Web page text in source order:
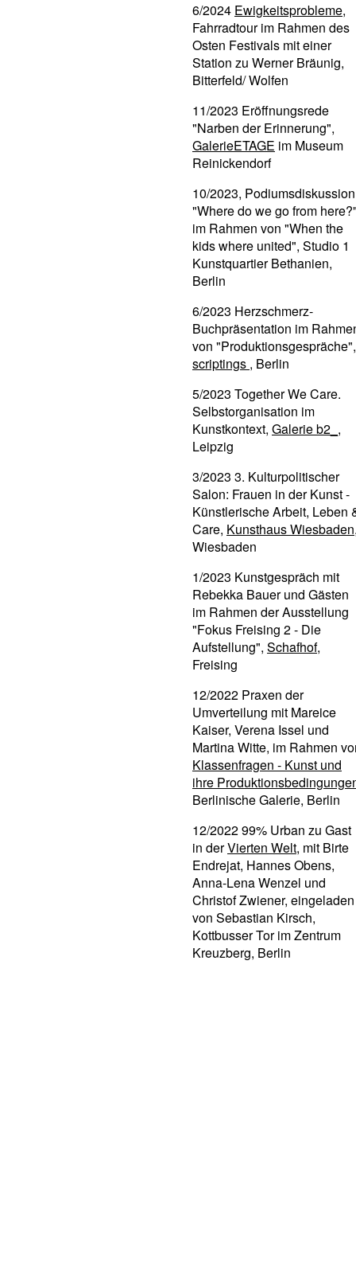
6/2024 Ewigkeitsprobleme,
Fahrradtour im Rahmen des
Osten Festivals mit einer
Station zu Werner Bräunig,
Bitterfeld/ Wolfen
11/2023 Eröffnungsrede
"Narben der Erinnerung",
GalerieETAGE im Museum
Reinickendorf
10/2023, Podiumsdiskussion
"Where do we go from
im Rahmen von "When the
kids where united", Studio 1
Kunstquartier Bethanien,
Berlin
6/2023 Herzschmerz-
Buchpräsentation im
von "Produktionsgespräche",
scriptings , Berlin
5/2023 Together We Care.
Selbstorganisation im
Kunstkontext, Galerie b2_ ,
Leipzig
3/2023 3. Kulturpolitischer
Salon: Frauen in der Kunst -
Künstlerische Arbeit, Leben
Care, Kunsthaus Wiesbaden
Wiesbaden
1/2023 Kunstgespräch mit
Rebekka Bauer und Gästen
im Rahmen der Ausstellung
"Fokus Freising 2 - Die
Aufstellung", Schafhof,
Freising
12/2022 Praxen der
Umverteilung mit Mareice
Kaiser, Verena Issel und
Martina Witte, im Rahmen
Klassenfragen - Kunst und
ihre
Berlinische Galerie, Berlin
12/2022 99% Urban zu Gast
in derVierten Welt, mit Birte
Endrejat, Hannes Obens,
Anna-Lena Wenzel und
Christof Zwiener, eingeladen
von Sebastian Kirsch,
Kottbusser Tor im Zentrum
Kreuzberg, Berlin